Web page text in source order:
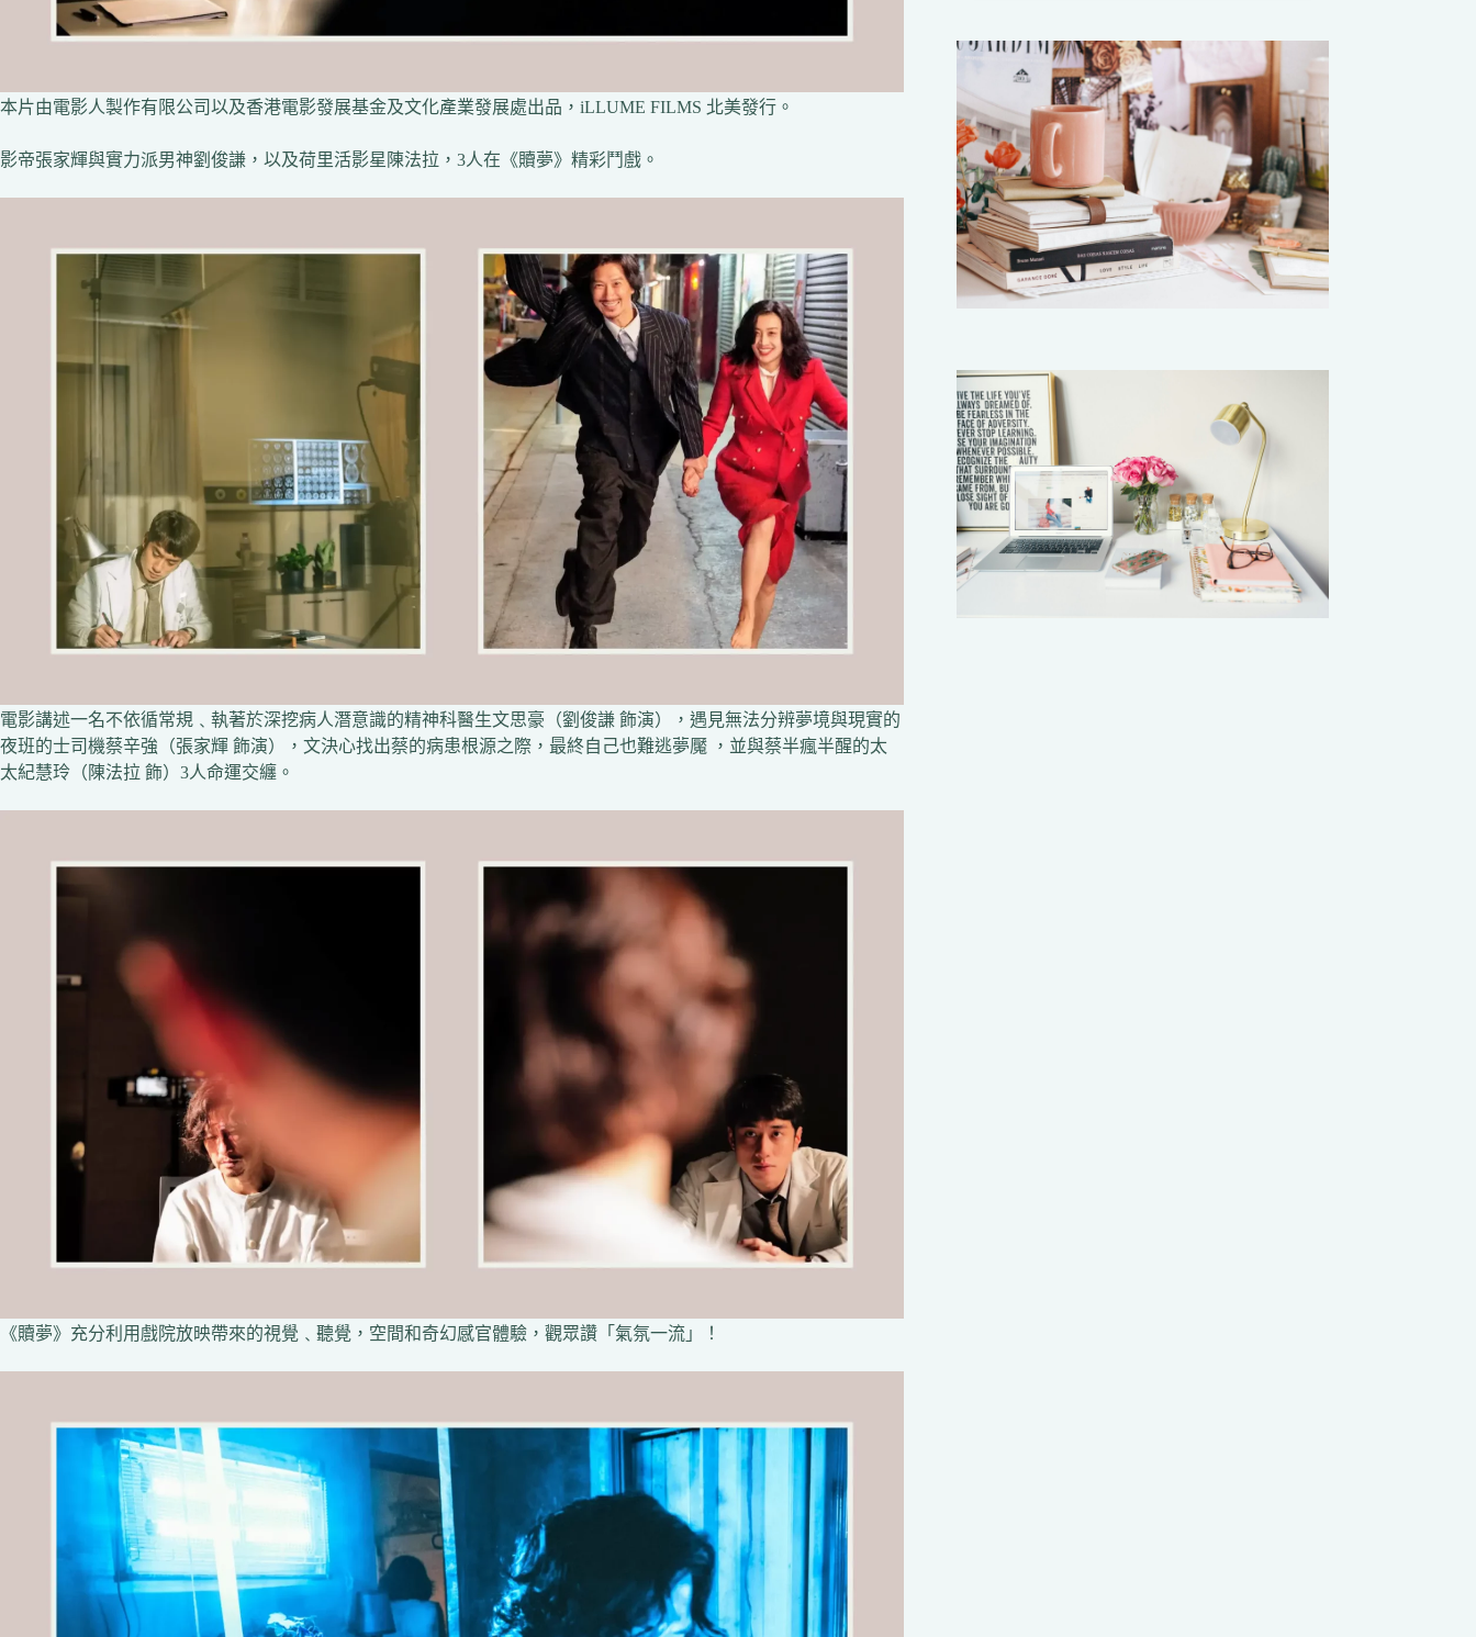
本片由電影人製作有限公司以及香港電影發展基金及文化產業發展處出品，iLLUME FILMS 北美發行。
影帝張家輝與實力派男神劉俊謙，以及荷里活影星陳法拉，3人在《贖夢》精彩鬥戲。
電影講述一名不依循常規﹑執著於深挖病人潛意識的精神科醫生文思豪（劉俊謙 飾演），遇見無法分辨夢境與現實的
夜班的士司機蔡辛強（張家輝 飾演），文決心找出蔡的病患根源之際，最終自己也難逃夢魘 ，並與蔡半瘋半醒的太
太紀慧玲（陳法拉 飾）3人命運交纏。
《贖夢》充分利用戲院放映帶來的視覺﹑聽覺，空間和奇幻感官體驗，觀眾讚「氣氛一流」！